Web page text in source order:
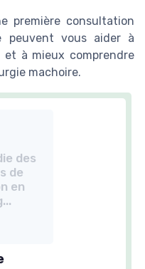
première consultation
peuvent vous aider à
et à mieux comprendre
machoire.
des
de
en